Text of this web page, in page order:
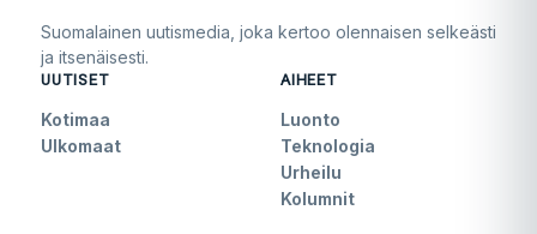
Suomalainen uutismedia, joka kertoo olennaisen selkeästi
ja itsenäisesti.
UUTISET
Kotimaa
Ulkomaat
AIHEET
Luonto
Teknologia
Urheilu
Kolumnit